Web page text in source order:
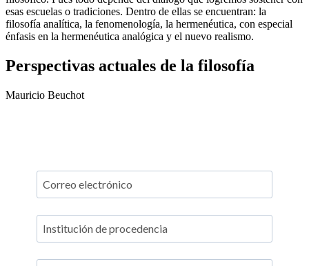
esas escuelas o tradiciones. Dentro de ellas se encuentran: la
filosofía analítica, la fenomenología, la hermenéutica, con especial
énfasis en la hermenéutica analógica y el nuevo realismo.
Perspectivas actuales de la filosofía
Mauricio Beuchot